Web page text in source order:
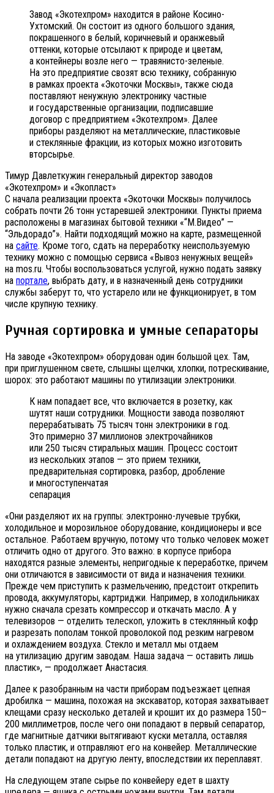
Завод «Экотехпром» находится в районе Косино-
Ухтомский. Он состоит из одного большого здания,
покрашенного в белый, коричневый и оранжевый
оттенки, которые отсылают к природе и цветам,
а контейнеры возле него — травянисто-зеленые.
На это предприятие свозят всю технику, собранную
в рамках проекта «Экоточки Москвы», также сюда
поставляют ненужную электронику частные
и государственные организации, подписавшие
договор с предприятием «Экотехпром». Далее
приборы разделяют на металлические, пластиковые
и стеклянные фракции, из которых можно изготовить
вторсырье.
Тимур Давлеткужин генеральный директор заводов
«Экотехпром» и «Экопласт»
С начала реализации проекта «Экоточки Москвы» получилось
собрать почти 26 тонн устаревшей электроники. Пункты приема
расположены в магазинах бытовой техники «“М.Видео” —
“Эльдорадо”». Найти подходящий можно на карте, размещенной
на сайте. Кроме того, сдать на переработку неиспользуемую
технику можно с помощью сервиса «Вывоз ненужных вещей»
на mos.ru. Чтобы воспользоваться услугой, нужно подать заявку
на портале, выбрать дату, и в назначенный день сотрудники
службы заберут то, что устарело или не функционирует, в том
числе крупную технику.
Ручная сортировка и умные сепараторы
На заводе «Экотехпром» оборудован один большой цех. Там,
при приглушенном свете, слышны щелчки, хлопки, потрескивание,
шорох: это работают машины по утилизации электроники.
К нам попадает все, что включается в розетку, как
шутят наши сотрудники. Мощности завода позволяют
перерабатывать 75 тысяч тонн электроники в год.
Это примерно 37 миллионов электрочайников
или 250 тысяч стиральных машин. Процесс состоит
из нескольких этапов — это прием техники,
предварительная сортировка, разбор, дробление
и многоступенчатая
сепарация
«Они разделяют их на группы: электронно-лучевые трубки,
холодильное и морозильное оборудование, кондиционеры и все
остальное. Работаем вручную, потому что только человек может
отличить одно от другого. Это важно: в корпусе прибора
находятся разные элементы, непригодные к переработке, причем
они отличаются в зависимости от вида и назначения техники.
Прежде чем приступить к размельчению, предстоит открепить
провода, аккумуляторы, картриджи. Например, в холодильниках
нужно сначала срезать компрессор и откачать масло. А у
телевизоров — отделить телескоп, уложить в стеклянный кофр
и разрезать пополам тонкой проволокой под резким нагревом
и охлаждением воздуха. Стекло и металл мы отдаем
на утилизацию другим заводам. Наша задача — оставить лишь
пластик», — продолжает Анастасия.
Далее к разобранным на части приборам подъезжает цепная
дробилка — машина, похожая на экскаватор, которая захватывает
клещами сразу несколько деталей и крошит их до размера 150–
200 миллиметров, после чего они попадают в первый сепаратор,
где магнитные датчики вытягивают куски металла, оставляя
только пластик, и отправляют его на конвейер. Металлические
детали попадают на другую ленту, впоследствии их переплавят.
На следующем этапе сырье по конвейеру едет в шахту